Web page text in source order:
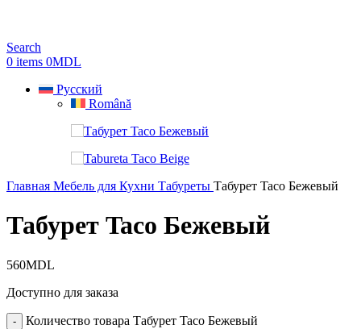
Search
0 items 0MDL
Русский
Română
Главная Мебель для Кухни Табуреты Табурет Taco Бежевый
Табурет Taco Бежевый
560MDL
Доступно для заказа
Количество товара Табурет Taco Бежевый